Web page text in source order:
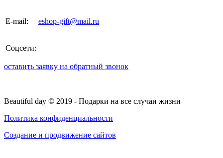
E-mail: eshop-gift@mail.ru
Соцсети:
оставить заявку на обратный звонок
Beautiful day © 2019 - Подарки на все случаи жизни
Политика конфиденциальности
Создание и продвижение сайтов